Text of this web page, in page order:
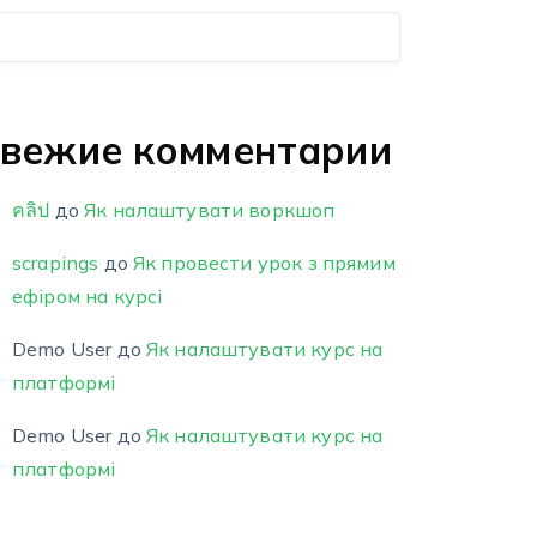
комментарии
คลิป доЯк налаштувати воркшоп
scrapings до Як провести урок з прямим
ефіром на курсі
Demo Userдо Як налаштувати курс на
платформі
Demo Userдо Як налаштувати курс на
платформі